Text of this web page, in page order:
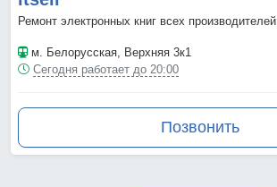
Ремонт электронных книг всех производителей
м. Белорусская, Верхняя 3к1
Сегодня работает до 20:00
Позвонить